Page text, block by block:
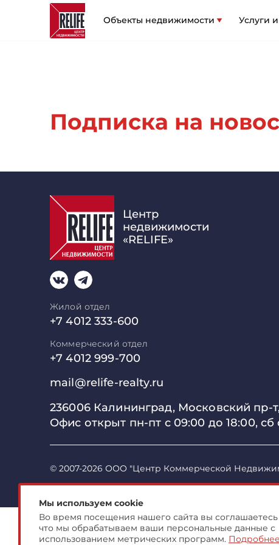
Объекты недвижимости Услуги
Подписка на
Центр
недвижимости
«RELIFE»
Жилой отдел
+7 4012 333-600
Коммерческий отдел
+7 4012 999-700
mail@relife-realty.ru
236006 Калининград, Московский пр-
Офис открыт пн-пт с 09:00 до18:00, сб
© 2007-2026 ООО "Центр Коммерческой
Мы используем cookie
Во время посещения нашего сайта вы соглашаетесь
что мы обрабатываем ваши персональные данные с
использованием метрических программ. Подробнее